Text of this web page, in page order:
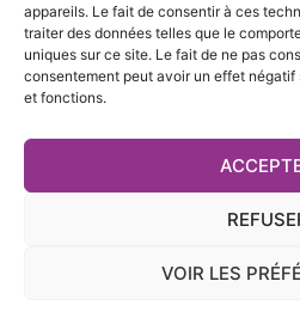
appareils. Le fait de consentir à ces
traiter des données telles que le
uniques sur ce site. Le fait de ne pas
consentement peut avoir un effet
et fonctions.
VOIR LES
des Écoles de la 2eChance
cent sites.
eChance du